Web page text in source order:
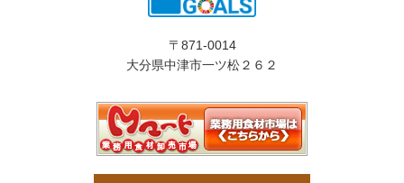
〒871-0014
大分県中津市一ツ松２６２